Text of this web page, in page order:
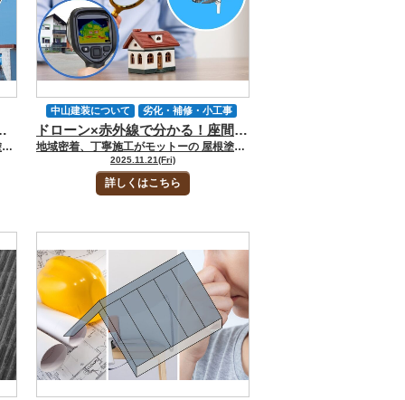
放置が雨漏りを招く理由とは？
地域密着、丁寧施工がモットーの 屋根塗装・外壁塗装専門店の中山建装です！ 代表取締役の中山です！ 座間市で屋根のメンテナンス相談を受けていると「劣化しているのか判断できない」「雨漏りは心配だが、屋根に上がるのは怖い」という声が多く聞こえてきます。 屋根は建物の中でもっとも風雨にさらされる場所です。ひび割れ・反り・サビ・苔といった小さな変化が、時間の経過とともに内部へ浸水を招く要因へと進行していきます。 ところがこれらの症状は、初期段階では気づきにくく、気づいたときには内部の野地板まで傷んでいるケースも珍しくありません。そこで今回のお役立ちコラムでは、屋根の劣化症状についてチェックポイントも踏まえてくわしくお話しします。 ▼合わせて読みたい▼座間市の外壁塗装！劣化症状を見極めて住宅を守る方法を中山建装が解説 [myphp file="comContactL"] 屋根の劣化を見極める重要性 屋根は外壁以上に紫外線・雨・湿気の影響を受けるため、劣化の進行が早い部位です。まずは、座間市で起こりやすい環境要因を理解することが、誤った判断を避ける第一歩です。 座間市特有の気候が屋根を傷めやすい理由 座間市のある神奈川県央地域は相対湿度が高い傾向です。夏季には蒸し暑さが続きます。比較的、湿度の高い日が多く、6月〜9月はとくに湿気を含んだ空気が停滞するのです。この湿度は屋根材に水分を吸わせ、スレートであれば反りや割れ、金属ならサビの発生を加速させる要因になるのです。 また、台風シーズンには強風による飛来物で表面が傷つく場合もあります。そこから雨水が染み込むことも多々あるのです。こうした外部環境の積み重ねで、屋根は見た目の変化以上に内部劣化が進行している場合もあります。 確認したい4大劣化サイン（割れ・反り・サビ・苔） 屋根をチェックする際、注目したいのは「割れ」「反り」「サビ」「苔」の4つです。割れはスレート屋根に多く、髪の毛のような細かな線から、破片が欠け落ちる重度のものまで幅があります。 反りは表面の含水や紫外線劣化で、屋根材が浮き上がるように湾曲する現象です。金属屋根の場合、赤茶色の粉状のサビが点在するほか、膨れのように塗膜が浮くケースもあります。苔は北側の屋根に多く、緑色の斑点が広がる形で現れるのです。見た目は軽症でも、水分を保持するため劣化の進行が早く、放置すれば内部の防水層にまで影響します。 これらの変化は地上やベランダからでも確認できるケースがあるため、普段の生活の中で気づいたら、点検を検討したほうが賢明です。 屋根材別に異なる「写真でわかる」劣化イメージ 屋根材ごとに劣化の出方は大きく異なります。劣化がわかる写真もご紹介しますので参考にしてみてください。 スレート屋根に多いひび割れ・層間はく離の見え方 スレート屋根のひび割れは、表面に細い線が入り、蜘蛛の巣のように放射状に広がるケースが典型的です。軽度の場合は1〜2cmの細い線ですが、進行すると板の端部が三角形に欠け落ちたり、層がめくれるように剥がれたりする「層間はく離」が発生します。 乾いた粘土が割れてめくれ上がっているような状態と言えるでしょう。このような症状が見られると、雨水は割れ目から吸い上げられるように入り込み、内部の野地板を濡らす原因になります。 金属屋根に出るサビ・膨れ・浮きの特徴 金属屋根は塗膜が劣化するとサビが生じます。初期段階では赤茶色の斑点が点在し、写真で例えるなら鉄製フェンスが雨ざらしになった際の色味に似ているのです。 進行するとサビが膨れ、塗膜が気泡のように盛り上がるような現象も起きます。また、強風で固定ネジが緩むと屋根材が部分的に浮き上がり、影が差すような段差もできるのです。この状態を放置すると、風でバタつきが起こり、暴風時にははく離のリスクが高まります。 瓦屋根で注意すべきズレ・欠け・苔の付着状況 瓦屋根は重量があるため極端な反りは少ないものの、強風や地震で瓦がズレたり、角部分が欠けたりすることもあります。また、瓦表面に苔が付着すると、緑色の斑点や帯状の汚れとなって現れるのです。 苔そのものは瓦をすぐに破壊するわけではありません。ただし水分を保持するため、瓦の裏側へ湿気が滞留して、棟部分の漆喰劣化を早めることがあります。瓦屋根は外観の変化がゆるやかなため、意識して観察しないと見逃しがちです。 参照：国土技術政策総合研究所 国総研資料 第 1309 号 第２章 耐風１次診断 [myphp file="comContactL"] 放置すると雨漏りが起きるメカニズム 軽微な劣化でも、内部では確実に防水ラインが崩れ始めています。雨漏りの仕組みを理解することで、点検の必要性が明確になります。 小さなひび割れが防水層まで進行する過程 スレートの細かなひび割れは、最初は表面だけに見える軽症に感じられるかもしれません。ただ、雨を吸水し、乾燥を繰り返すうちに割れ目が広がり、内部に水分が浸透していきます。 屋根材の裏側まで水が達すると、防水シート（ルーフィング）に直接触れます。さらにそのシートが劣化して穴が開けば、野地板へ到達するのです。野地板が湿って黒ずむ段階まで進むと、構造材の耐久性に影響をおよぼします。 苔やカビが水分を保持して劣化を加速させる理由 苔は見た目以上に厄介です。苔は常に水分を保持するため、屋根材が乾きにくくなり、湿った状態が長時間続きます。これは劣化促進の最大要因で、スレートなら反りやすくなり、金属なら塗膜も剥がれてサビが広がるのです。 苔が厚くなると、屋根表面に常時「湿布」が貼られているような状態になり、防水性能は急激に低下します。 ▼合わせて読みたい▼雨漏りの修理と費用について｜【座間市で外壁塗装・屋根塗装をするなら中山建装】 座間市で実際に多い「気づかない雨漏りルート」とは 屋根から直接ではなく「棟板金の隙間」や「谷板金の腐食」から水が入り込むケースもあります。こうした部分は地上から見えないため、症状が進行してから気づくことも多々あるのです。また、台風時に雨が横から吹き込み、通常は濡れない箇所から浸水することもあります。 気づいたときには屋根裏に大量の湿気が溜まり、カビの発生や断熱材の濡れによる性能低下が起きていることも珍しくありません。 安全に配慮すれば、屋根に上らなくても確認できる項目は多くあります。 地上＆バルコニーから安全に確認できるポイント 自分で点検する際は、屋根に上がらず「地上・バルコニー・窓」から見える範囲で確認するのが基本です。チェックすべきポイントは「色あせ」「割れ」「反り」「苔」「サビ」「棟板金の浮き」「雨樋の歪み」などです。 とくにスレート屋根は、端部の影が不自然に見えると、反りが起きている可能性もあります。金属屋根では、色むらや筋状の影がある場合、塗膜の浮きが始まっていることもあります。瓦屋根の場合、ラインが乱れていないか、棟がまっすぐかどうかチェックしてみてください。 劣化を見つけたときの「NG判断」と「正しい次の行動」 劣化を見つけた際、よくある誤りが「軽症だから様子見でいい」と判断してしまうことです。屋根は内部で劣化が進んでいても外観に現れにくいため、表に出た時点で内部ダメージが進んでいるケースも多くあります。正しい行動は、写真を撮って記録し、専門家に点検を依頼することです。早期診断は補修範囲を最小限に抑え、結果的に費用を下げる助けになります。 専門点検を受けるメリットと依頼のタイミング 屋根は専門的な検査を行うことで初めて「劣化の深さ」が明確になります。点検依頼の価値と、座間市ならではの適切な時期を整理します。 写真報告・劣化診断書で根拠を確保できる 専門の点検を受けると、屋根材の状態を細部まで撮影した写真と診断書が提供されます。これは見積書の妥当性を判断する根拠になりえるのです。また、不必要な工事を避けるうえで大きな役割を果たします。とくに屋根裏の湿度・含水量測定や、棟板金・谷部分の金属腐食など、基礎的な劣化は専門でないと発見が困難です。 座間市の気候条件を踏まえた最適な点検時期 座間市は梅雨・秋雨・台風シーズンが長く、湿度の高い日が続く地域です。点検に適しているのは、空気が乾燥する春先と冬の晴れの日です。 湿度が低い時期は屋根材の反り・割れが明瞭に確認でき、点検精度が高まります。また強風の影響を受けた後は、見た目に変化がなくても、内部でネジが緩んだり板金が浮いたりすることもあるため、台風後の点検が重要です。 ▼合わせて読みたい▼座間市で雨漏りが発生！まずやるべき応急処置と信頼できる修理業者の選び方 [myphp file="comContactL"] FAQ｜座間市の屋根劣化症状と雨漏りリスクについてよくある質問 座間市で屋根のご相談を受けていると「これってもう危険？」「どこまで劣化したら点検を頼むべき？」といった声を多くいただきます。 ここでは、ひび割れ・反り・サビ・苔など、今回のコラムで触れた内容を前提に、屋根劣化と雨漏りリスクに関する代表的な疑問をQ&A形式で整理しました。 Q.屋根にどんな症状が出たら雨漏りを疑った方がいいですか？ A.座間市の現場で雨漏り前後によく見られるのは、スレートの大きなひび割れ・欠け、屋根材の反り上がり、金属屋根の広範囲なサビ・膨れ、瓦のズレや棟部の崩れなどです。軒裏のシミや天井クロスの浮き、部屋のカビ臭さも要注意です。 こうした変化が一つでも見られる場合、内部ではすでに防水シートや野地板に水が達している可能性があるため、早めの専門点検をおすすめします。 Q.スレート屋根の細かいひび割れや軽い反りは、すぐ工事が必要なレベルですか？ A.髪の毛程度の細いひびや、ごく軽度の反りであれば、直ちに雨漏りに直結するとは限りません。ただし、座間市のように湿度が高く雨量も多い地域では、その小さな劣化が数年で一気に進むケースが少なくありません。 ひびが増えている、反りが列で続いている、苔や汚れを伴っているといった場合は「まだ大丈夫」と自己判断せず、現状把握のために一度プロの診断を受けるのが得策です。 Q.苔やカビが気になりますが、洗浄だけしておけば安心でしょうか？ A.苔やカビが出ている屋根は「常に湿った状態が続いている」というサインで、防水性能の低下を示していることが多いです。 早期であればバイオ洗浄などでリセットできますが、苔が厚く広範囲に付着している場合、すでに屋根材や塗膜が傷んでいる可能性が高く、洗浄だけでは根本解決にならないケースもあります。「洗えばきれいになるか」だけでなく「なぜここまで苔が増えたのか」という原因も含めて専門家に見てもらうことが重要です。 Q.屋根に上がるのが怖いのですが、それでも状態をきちんと確認できますか？ A.できます。むしろ一般の方が屋根に上がるのは非常に危険なので避けてください。最近は、はしごを使った近接点検に加え、地上やバルコニーからの望遠撮影、ドローン等を用いた安全な点検を行う業者も増えています。 写真や動画を使って屋根の状態をわかりやすく説明してくれる業者であれば、ご自身が屋根に上がらなくても、劣化状況や工事の必要性をしっかり確認していただけます。 Q.座間市ではどのくらいの頻度で屋根の専門点検を受けると安心ですか？ A.一つの目安として「築（または前回工事から）10年前後で本格点検」、それ以前でも「5〜7年ごとに簡易点検」をおすすめします。台風やゲリラ豪雨の影響も大きい地域ですので、大きな風雨の後には、一度状態確認をしておくと安心です。 特にスレートや金属屋根は劣化が進んでも室内に症状が出にくいため「見た目は普通だから大丈夫」と放置せず、定期的な屋根点検を習慣にすることが雨漏り防止の近道です。 座間市の屋根劣化が不安になったら中山建装へ｜小さなサインのうちに専門家へ相談を 屋根は、座間市のように湿度が高く台風や強い雨風も多い地域では、とくに負担の大きい部分です。スレートのひび割れや反り、金属屋根のサビや膨れ、瓦のズレや苔の付着など、最初は「少し傷んできたかな」と感じる程度の変化でも、その裏側では防水シートや野地板に水が回り始めている場合があります。 屋根の怖いところは「見た目がまだ何とか持っているように見える段階」で放置してしまうと、気づいたときには内部腐食や雨漏り、断熱材の劣化など、想像以上に大きな補修が必要になってしまう点です。 中山建装では、座間市の気候特性や台風被害の傾向を踏まえた屋根診断を行い、地上やバルコニーからの目視だけでは分からない棟板金・谷板金・屋根裏の状態まで確認したうえで 「今は補修で十分なのか」 「屋根塗装で延命できるのか」 「屋根カバー工法などを検討すべき段階か」 を整理してご提案します。診断結果は写真付きでご説明しますので、屋根に上がれなくても劣化状況や工事内容をしっかりご理解いただけます。 お問い合わせはホームページの問い合わせフォーム、メール、電話でのご相談はもちろん、ショールームへの来店相談も承っています。 「うちの屋根、このまま放置して大丈夫？」と少しでも不安を感じたら、早めに中山建装へご相談いただき、小さなサインのうちに雨漏りリスクを一緒に潰していきましょう。 [myphp file="comContactL"] ▼合わせてチェック▼ 中山建装塗装専門ショールーム 厚木店 中山建装塗装専門ショールーム 大和店
ドローン×赤外線で分かる！座間市の外壁劣化診断の精度と撮影範囲
地域密着、丁寧施工がモットーの 屋根塗装・外壁塗装専門店の中山建装です！ 代表取締役の中山です！ 外壁塗装をご検討中のお客様から、 「ドローン診断ってどこまで見えるんですか？」 「赤外線カメラって、雨漏りも分かるんですか？」 とご質問をいただくことがあります。外壁の状態が100%分かるかといえば、そうではありません。しかし、座間市のように湿度が高く住宅が密集する地域には、おすすめの診断方法といえます。 とはいっても、診断時に何をするのか分からなくて不安な方もいるのではないでしょうか。今回のお役立ちブログでは、座間市の外壁劣化診断の精度や撮影範囲、流れなどを詳しくお話しします。 ▼合わせて読みたい▼外装劣化診断士とは？外壁や屋根の専門家があなたのお宅を完全診断 [myphp file="comContactL"] 座間市で外壁塗装前にドローン診断をする3つのメリットとは？強みは何？ 肌感覚として、外壁塗装前にドローン診断を申し込む方が増えてきました。ドローン診断をすると、良いことがたくさんあります。はじめに、3つのメリットをお話しします。 高所でも安全・短時間で確認できる 一昔前の外壁点検では、職人がハシゴをかけて屋根に上り、手作業で確認していました。しかし最近は、ドローンを使って点検する業者も増えています。足場を組む必要がないため、従来の高所点検に比べて短時間かつ低コストでの高精度診断が可能です。 座間市には住宅が隣接しているエリアも見受けられ、梯子を立てるスペースが限られていることもあります。ドローンなら、1〜2mの空きスペースさえあれば安全に離陸できるため、ご近所に迷惑をかけずに調査可能です。また、高所での作業を伴わないため、足場をかけずに診断できます。 座間市の気候条件にマッチしている 座間市は年間を通して湿度が高く、中でも6〜9月にかけて30℃前後・湿度の高い日が多く、外壁にとって負担が大きくなります。よって、劣化を加速させる大きな要因です。 北面の外壁ではコケ・藻・カビが繁殖しやすく、西面では強い西日で塗膜が乾きすぎてクラックが入ることもあります。“劣化の偏り”を把握するのに、ドローンの上空撮影は効果的です。上空から全体を見渡せるからこそ、部分的な補修計画も正確に立てられます。 赤外線カメラを搭載していれば「見えない劣化」を発見できる ドローン診断の最大の進化が、赤外線カメラです。外壁の表面温度を“色”で可視化し、肉眼では見えない異常を見つけます。たとえば、外壁内部に水分が含まれている箇所は、日が沈んだあとも温度が下がりにくいため、赤く表示されます。一方、乾燥している箇所は青く映るため、温度分布の差から「雨水が浸入しているかもしれない」と特定可能です。 日中と夜間の温度差がしっかり出ている日に赤外線診断を行うと、より精度が高くなります。「雨漏りの原因が分からない」「壁が浮いているかも」といったケースで、効果を発揮しやすいのも強みです。 ▼合わせて読みたい▼台風前にやる雨漏りセルフ点検12項目＋無料診断の流れ ドローン・赤外線診断の流れ ここからは、ドローン・赤外線診断の流れを見てみましょう。 ①現地到着〜安全確認 現地に着いたら「隣家との距離・電線の位置・風の強さ」を確認していきます。同時に、車の出入りや歩行者の通るルート、ドローンの離着陸に使えるスペースのチェックも大切です。状況によってはカラーコーンを置いたり、スタッフに周囲の見張りをお願いしたりしながら「ここなら安心して飛ばせるな」というポイントを見極めます。安全第一で動くことが、お客様の建物を守ることにつながると考えています。 ②外壁の通常撮影 安全確認が終わったら、ドローンでの撮影です。距離や角度を微調整しながら、サッシまわりやバルコニーの裏側、地上からでは見えにくい部分もできるだけ拾い上げるように意識しながら撮影します。撮影した画像は、お客様と画面を一緒に見ながら「ここに、こういうヒビがありますね」「このあたりは状態が良いですね」と会話しつつ依頼者様に共有します。 ③赤外線カメラで温度分布を撮影 赤外線モードで建物全体をスキャンします。塗膜の剥がれ・空気層・雨水の浸入部など、表面温度の違いをもとに推定します。座間市では北面と西面の壁に異常が出やすく、日陰による温度差が劣化の可視化に有利です。撮影後は外壁をマッピングし、劣化部位を色分けして報告書にまとめます。 [myphp file="comContactL"] ドローン診断で「分かること」と「分からないこと」を一覧で見てみよう！ 分かることと分からないことは、次の通りです。 分かること 分からないこと（要目視・内部調査） 外壁のひび割れ（0.5mm以上） 外壁ボードの内部剥離 シーリング劣化・剥離 下地（胴縁）の傷み コケ・藻の繁殖 塗膜の退色・膨れ ドローン診断の最大の魅力は、外壁を壊さずに状況が分かることです。ただし、赤外線でも内部構造の腐食までは特定できません。そのため、ドローン診断後に必要であれば部分的な目視・打診調査を追加することが大切です。 撮影可能な範囲と精度 座間市の一般的な2階建て（延床100㎡程度）では、 外壁4面（1・2階） 軒裏・雨樋・ベランダ防水部 を10〜15分で撮影可能です。風が弱ければ安定して飛行できます。業者によっては赤外線カメラを搭載したドローンを飛ばしているケースもあります。 赤外線撮影のタイミング 赤外線診断は“時間帯”がポイントです。季節や方位によって前後しますが、晴れた日の朝夕や外壁の温度差が出やすい時間帯などを選んで撮影します。 ▼合わせて読みたい▼大和市の外壁塗装は中山建装｜外壁の劣化症状からメンテナンス時期を考えよう ドローンでの外壁塗装前の診断でどのような劣化がわかる？具体例を見てみよう！ ドローンで外壁塗装前の診断をすると、思わぬ劣化症状を発見できるケースもあります。パターン別に、どのような劣化症状が分かるか見てみましょう。 パターン①：室内のシミから発覚する「シーリング切れ＋棟板金浮き」タイプ 2階の壁や天井にシミが出てきた際に見られがちなのが、外壁が窯業系サイディングで、北面外壁のシーリング切れと棟板金の浮きが起きているパターンです。 ドローンで上空から確認すると、シーリングの割れや痩せ、棟板金のビス抜け・浮きがはっきりと映し出されます。さらに赤外線カメラを併用すると、温度分布の差から「雨水が浸入している可能性が高い」と絞り込めるでしょう。ただし、雨漏りの原因を最終確定するには「目視・打診・散水試験」などの追加調査が、必要になることがあります。 パターン②：足場を組まずに劣化度を見極める「モルタル外壁クラック」タイプ 「足場をかけずに状態だけ知りたい」というご要望の際に見受けられるのが、築20年前後のモルタル外壁でクラックが進行しているパターンです。ドローンの通常撮影画像を拡大していくと、0.5mmを超えるひび割れが複数確認できるケースもあります。 さらに赤外線で見ると、モルタル層内部に空気層のような反応が出ており、浮きや剥離のリスクが推測できることも少なくありません。この場合、いきなり塗装するのではなく樹脂モルタルでのクラック補修やシーリング打ち替えを先行させてから塗装に進むことで、仕上がりと耐久性の両方を高めやすくなります。 パターン③：見た目はきれいでも進んでいる「金属サイディングのジョイントサビ」タイプ ぱっと見はきれいで「塗装は先でいいかな」と思える金属サイディングでも、ドローンで近接撮影するとジョイント部のサビが進行していることも珍しくありません。 上空から撮影した画像を拡大すると、目視では気づきにくい細かなサビや変色が、継ぎ目やビス周りに点在しているのが確認できます。部分的な処理で済むことが多く、大掛かりな張り替え工事に比べて費用を抑えやすいのが特徴です。 ▼合わせて読みたい▼塗膜の膨れ・剥離はなぜ起きる？再発防止の下地・乾燥管理 [myphp file="comContactL"] FAQ｜ドローン×赤外線による座間市の外壁劣化診断についてよくある質問 座間市で外壁塗装や雨漏り調査をご検討中の方からは「ドローンでどこまで分かるの？」「赤外線カメラは雨漏りの原因特定までできるの？」といったご質問を多くいただきます。 ここでは、ドローン×赤外線を使った外壁劣化診断について、初めての方でもイメージしやすいようによくある質問をまとめました。診断前の不安解消にお役立てください。 Q.ドローン診断だけで外壁の劣化はすべて分かりますか？ ドローン診断だけで外壁の状態を100％把握することはできません。ひび割れやコケ・藻・チョーキングなど「見える劣化」には強い一方で、胴縁の腐食や内部の構造劣化は目視・打診・場合によっては開口調査が必要です。 ドローンはあくまで「広く・早く・安全に全体像をつかむための一次診断」とお考えください。 Q.赤外線カメラで雨漏りの場所はピンポイントで分かりますか？ 赤外線カメラは雨水がたまりやすい部位や、温度分布の異常が出ている範囲を把握するのに非常に有効ですが「ここが原因箇所です」と一撃で断定できるわけではありません。 温度差から“怪しい範囲”を絞り込んだうえで、必要に応じて目視・打診・散水試験などを組み合わせることで、雨漏り原因の特定精度を高めていきます。 Q.ドローン診断をするのに近隣へのあいさつや許可は必要ですか？ 基本的には私有地上空での飛行となるため特別な申請が不要なケースが多いですが、座間市のように住宅が密集しているエリアでは、トラブル防止のため事前に近隣へのお声がけを行うことをおすすめしています。 中山建装では、必要に応じてご近所様へのご説明や飛行ルートの配慮も行い、安心して診断を受けていただける体制を整えています。 Q.ドローン診断にかかる時間はどれくらいですか？ 一般的な2階建て住宅（延床約100㎡）であれば、外壁4面と軒裏・雨樋・ベランダ防水部まで含めて、通常撮影と赤外線撮影を合わせても10〜20分程度が目安です。 風の状況や建物形状によって前後しますが、従来のはしご点検よりも短時間で建物全体を把握しやすいのがメリットです。 Q.ドローン診断を受けたら、必ず工事契約をしないといけませんか？ そのようなことはありません。診断結果をもとに「いつまでにどの程度の工事が必要か」「今回は様子見でよいか」といった判断材料をご提供するのが目的です。 中山建装では、無理な営業は行わず、現状と将来のリスクを分かりやすくお伝えしたうえで、お客様ご自身に判断していただくスタンスを大切にしています。 中山建装に相談してから決める｜座間市でドローン×赤外線外壁診断を受けるなら 外壁のひび割れや色あせが気になっていても「今すぐ工事が必要なのか」「まだ様子を見ていいのか」は、ご自宅を毎日見ているご自身ではなかなか判断しづらいものです。とくに座間市のように湿度が高く、北面のコケ・藻や西日のダメージが偏って出やすい地域では、劣化の“進行速度”も建物ごとに違います。 だからこそ、まずはドローン×赤外線による外壁劣化診断で現状を正確に把握し「どの部分にどんなリスクが潜んでいるのか」を可視化することが大切です。 中山建装では、高所にのぼらずに建物全体を撮影し、お客様とモニターを見ながら一緒に状態を確認していきます。必要であれば部分的な目視・打診調査も組み合わせ、塗装で済むのか、防水補修が先なのかといった優先順位まで含めてご提案します。 お問い合わせは、ホームページの問い合わせフォーム、メール、電話でのご相談はもちろん、ショールームへのご来店も歓迎です。 「まずは自宅の状態だけ知っておきたい」 という段階でも大丈夫ですので、座間市で外壁診断をご検討中の方は、中山建装へお気軽にご相談ください。 [myphp file="comContactL"] ▼合わせてチェック▼ 中山建装塗装専門ショールーム 厚木店 中山建装塗装専門ショールーム 大和店
2025.11.21(Fri)
詳しくはこちら
中山建装について
劣化・補修・小工事
劣化症状について
地域情報
塗装工事について
外壁塗装
外装劣化診断
屋根カバー工事
屋根張り替え工事
座間市